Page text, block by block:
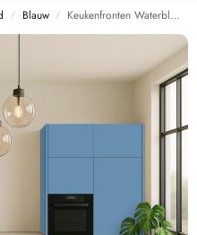
/ Blauw / Keukenfronten Waterblauw (U18002 SD) voor IKEA Metod